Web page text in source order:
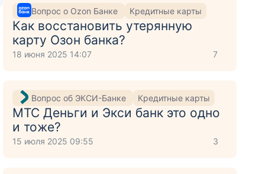
Вопрос о Ozon Банке Кредитные карты
Как восстановить утерянную
карту Озон банка?
18 июня 2025 14:07 7
Вопрос об ЭКСИ-Банке Кредитные карты
МТС Деньги и Экси банк это одно
и тоже?
15 июля 2025 09:55 3